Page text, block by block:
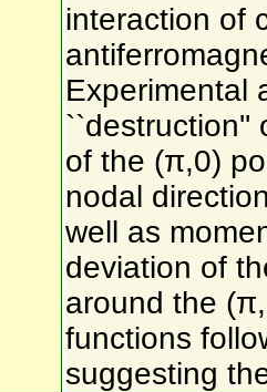
interaction of
Experimental
``destruction''
of the (π,0)
nodal
well as
deviation of
around the
functions
suggesting